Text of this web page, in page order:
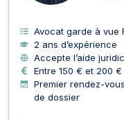
Avocat garde à vue
2 ans d’expérience
Accepte l’aide
Entre 150 € et 200 €
Premier rendez-
de dossier